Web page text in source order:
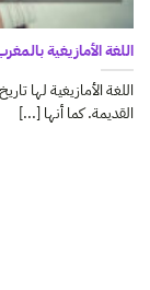
اللغة الأمازيغية
اللغة الأمازيغية لها
القديمة. كما أنها [...]